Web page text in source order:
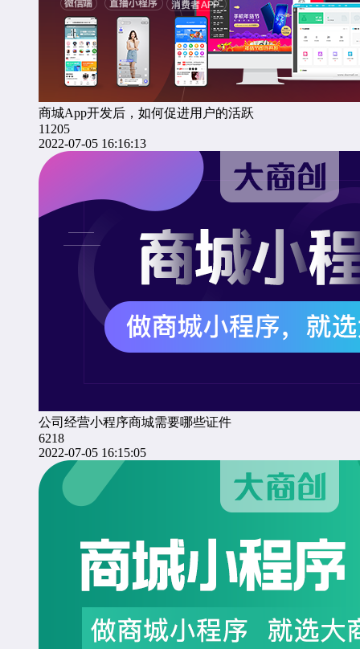
商城App开发后，如何促进用户的活跃
11205
2022-07-05 16:16:13
公司经营小程序商城需要哪些证件
6218
2022-07-05 16:15:05